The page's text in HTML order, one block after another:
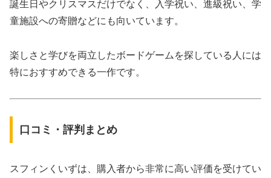
誕生日やクリスマスだけでなく、入学祝い、進級祝い、学
童施設への寄贈などにも向いています。
楽しさと学びを両立したボードゲームを探している人には
特におすすめできる一作です。
口コミ・評判まとめ
スフィンくいずは、購入者から非常に高い評価を受けてい